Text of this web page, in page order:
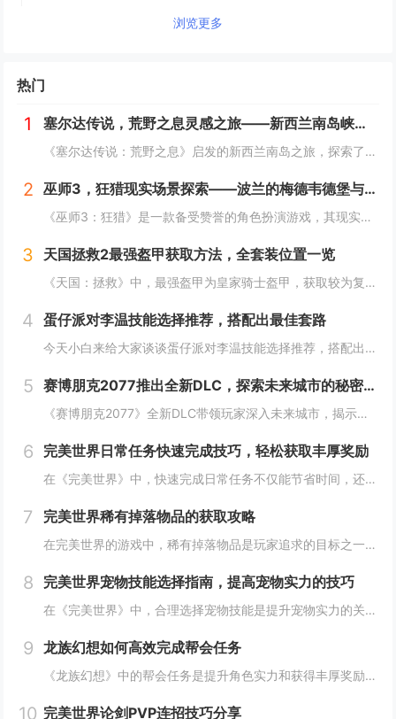
浏览更多
热门
1 塞尔达传说，荒野之息灵感之旅——新西兰南岛峡湾探秘与荒野生存体验
《塞尔达传说：荒野之息》启发的新西兰南岛之旅，探索了其壮丽的自然风光与荒野生存体验。在峡湾国家公园，你将亲历游戏般的奇妙景色，从镜面般的湖泊、雄伟的山脉到神秘的森林，每一处都仿佛是游戏中的场景再现。你可以参与野外生存活动，学习采集、搭建庇护...
2 巫师3，狂猎现实场景探索——波兰的梅德韦德堡与温特堡城堡的奇幻之旅
《巫师3：狂猎》是一款备受赞誉的角色扮演游戏，其现实中的灵感来源之一是波兰的梅德韦德堡和温特堡城堡。这两处地点以其独特的中世纪建筑风格和壮丽的自然风光，为游戏营造了奇幻而真实的背景。梅德韦德堡位于波兰南部，拥有悠久的历史和神秘氛围；而温特堡...
3 天国拯救2最强盔甲获取方法，全套装位置一览
《天国：拯救》中，最强盔甲为皇家骑士盔甲，获取较为复杂。首先需完成“皇家侍卫”任务线，帮助亨利成为国王的私人护卫。之后，在王宫内找到盔甲的具体位置，通常藏于密室或特定房间。完成相关任务后，玩家可获得这套顶级装备，大幅提升防御力和战斗能力。游...
4 蛋仔派对李温技能选择推荐，搭配出最佳套路
今天小白来给大家谈谈蛋仔派对李温技能选择推荐，搭配出最佳套路，以及蛋仔派对攻略对应的知识点，希望对大家有所帮助，不要忘了收藏本站呢今天给各位分享蛋仔派对李温技能选择推荐，搭配出最佳套路的知识，其中也会对蛋仔派对攻略进行解释，如果能碰巧解决你...
5 赛博朋克2077推出全新DLC，探索未来城市的秘密和新任务
《赛博朋克2077》全新DLC带领玩家深入未来城市，揭示隐藏的秘密并开启一系列新任务。在这一扩展内容中，玩家将有机会探索更多未知区域，体验丰富多彩的剧情，与全新角色互动，进一步丰富游戏世界的沉浸感与可玩性。今天小白来给大家谈谈《赛博朋克20...
6 完美世界日常任务快速完成技巧，轻松获取丰厚奖励
在《完美世界》中，快速完成日常任务不仅能节省时间，还能确保玩家获得丰厚的奖励。合理规划任务路线，优先选择高经验值和金币奖励的任务。利用双倍经验时间进行任务，可以事半功倍。组队完成任务效率更高，特别是对于需要击败强大敌人的任务。不要忘记使用游...
7 完美世界稀有掉落物品的获取攻略
在完美世界的游戏中，稀有掉落物品是玩家追求的目标之一。这些物品通常只能通过特定的活动、副本或怪物获得，且掉落率极低。为了提高获取几率，玩家可以组队参与高难度副本，多次挑战以增加机会；参加限时活动，如节日庆典和特殊任务，这些活动往往会有额外奖...
8 完美世界宠物技能选择指南，提高宠物实力的技巧
在《完美世界》中，合理选择宠物技能是提升宠物实力的关键。优先考虑增强宠物基础属性的技能，如攻击、防御和生命值。根据宠物类型和定位，选择合适的主动或被动技能，如控制、辅助或输出技能。利用宠物技能书升级技能等级，以及通过宠物合成功能优化技能组合...
9 龙族幻想如何高效完成帮会任务
《龙族幻想》中的帮会任务是提升角色实力和获得丰厚奖励的重要途径。要高效完成帮会任务，首先需要合理安排时间，选择高效率的任务组合，如组队完成副本或集体参与帮会活动。利用好帮会资源，如经验药水、加速道具等，可以显著提高任务完成速度。积极与帮会成...
10 完美世界论剑PVP连招技巧分享